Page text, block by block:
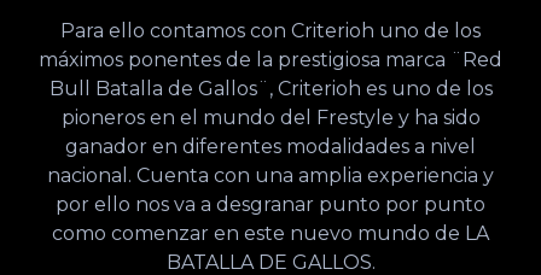
Para ello contamos con Criterioh uno de los
máximos ponentes de la prestigiosa marca ¨Red
Bull Batalla de Gallos¨, Criterioh es uno de los
pioneros en el mundo del Frestyle y ha sido
ganador en diferentes modalidades a nivel
nacional. Cuenta con una amplia experiencia y
por ello nos va a desgranar punto por punto
como comenzar en este nuevo mundo de LA
BATALLA DE GALLOS.